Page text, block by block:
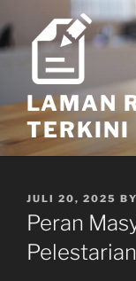
to
content
LAMAN
TERKINI
POSTED
ON
JULI 20, 2025 BY
Peran